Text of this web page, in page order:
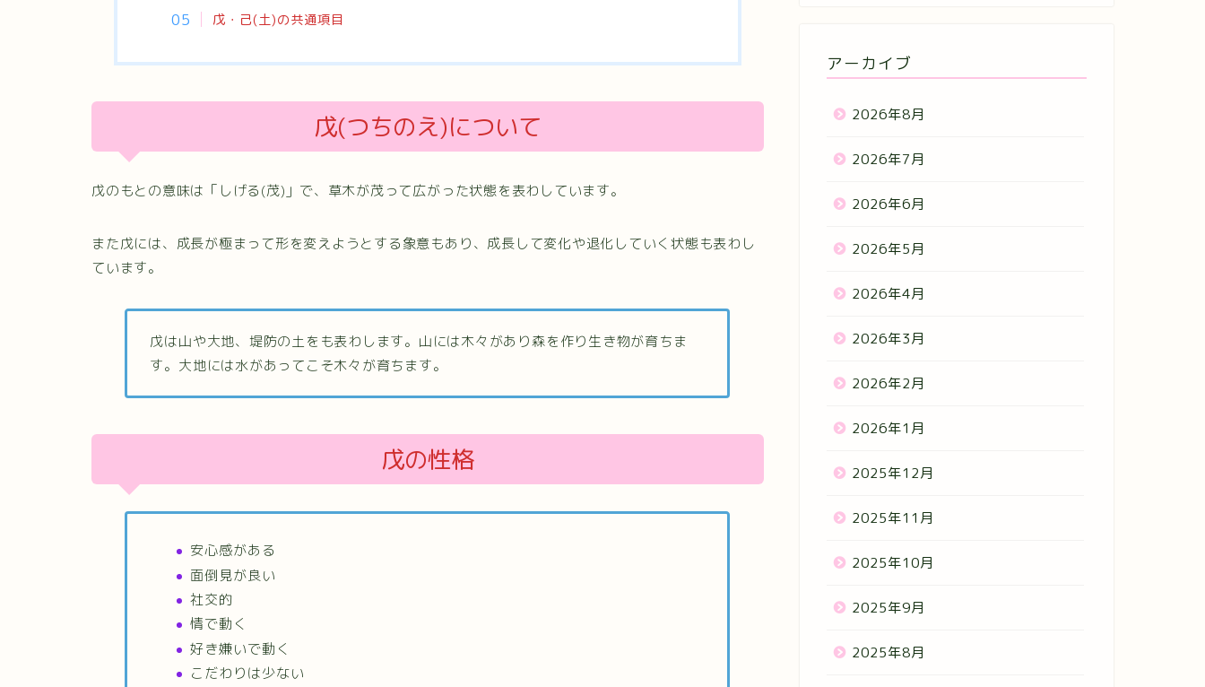
戊・己(土)の共通項目
戊(つちのえ)について
戊のもとの意味は「しげる(茂)」で、草木が茂って広がった状態を表わしています。
また戊には、成長が極まって形を変えようとする象意もあり、成長して変化や退化していく状態も表わし
ています。
戊は山や大地、堤防の土をも表わします。山には木々があり森を作り生き物が育ちま
す。大地には水があってこそ木々が育ちます。
戊の性格
安心感がある
面倒見が良い
社交的
情で動く
好き嫌いで動く
こだわりは少ない
アーカイブ
2026年8月
2026年7月
2026年6月
2026年5月
2026年4月
2026年3月
2026年2月
2026年1月
2025年12月
2025年11月
2025年10月
2025年9月
2025年8月